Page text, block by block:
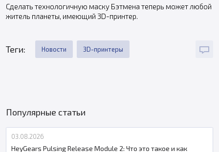
Сделать технологичную маску Бэтмена теперь может любой
житель планеты, имеющий 3D-принтер.
Теги: Новости 3D-принтеры
Популярные статьи
03.08.2026
HeyGears Pulsing Release Module 2: Что это такое и как